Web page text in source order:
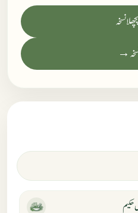
نسخہ
→
حکیم